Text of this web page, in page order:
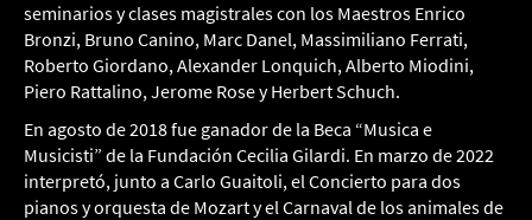
seminarios y clases magistrales con los Maestros Enrico
Bronzi, Bruno Canino, Marc Danel, Massimiliano Ferrati,
Roberto Giordano, Alexander Lonquich, Alberto Miodini,
Piero Rattalino, Jerome Rose y Herbert Schuch.
En agosto de 2018 fue ganador de la Beca “Musica e
Musicisti” de la Fundación Cecilia Gilardi. En marzo de 2022
interpretó, junto a Carlo Guaitoli, el Concierto para dos
pianos y orquesta de Mozart y el Carnaval de los animales de